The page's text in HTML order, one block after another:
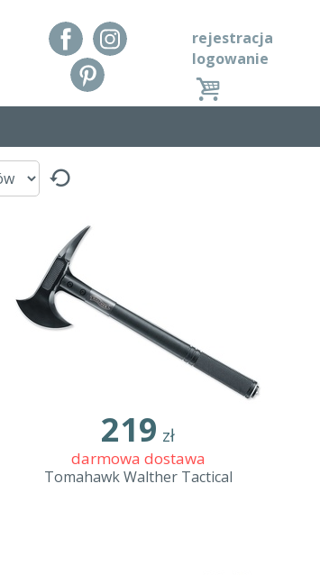
rejestracja
logowanie
219 zł
darmowa dostawa
Tomahawk Walther Tactical